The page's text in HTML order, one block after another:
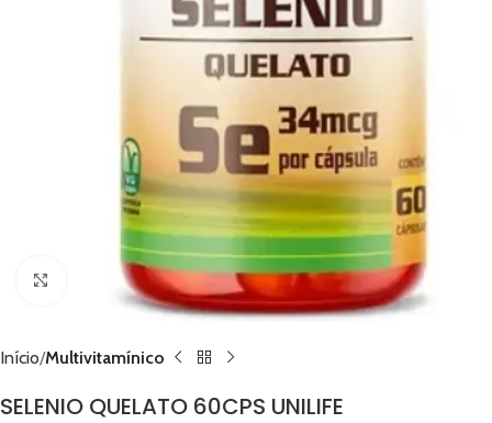
Clique para ampliar
Início Multivitamínico
SELENIO QUELATO 60CPS UNILIFE